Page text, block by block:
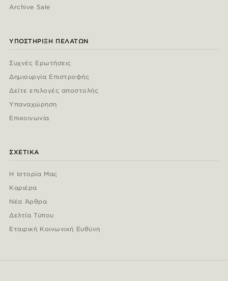
Archive Sale
ΥΠΟΣΤΉΡΙΞΗ ΠΕΛΑΤΏΝ
Συχνές Ερωτήσεις
Δημιουργία Επιστροφής
Δείτε επιλογές αποστολής
Υπαναχώρηση
Επικοινωνία
ΣΧΕΤΙΚΆ
Η Ιστορία Μας
Καριέρα
Νέα Άρθρα
Δελτία Τύπου
Εταιρική Κοινωνική Ευθύνη